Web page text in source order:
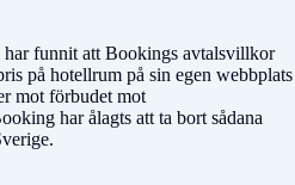
har funnit att Bookings avtalsvillkor
på hotellrum på sin egen webbplats
mot förbudet mot
har ålagts att ta bort sådana